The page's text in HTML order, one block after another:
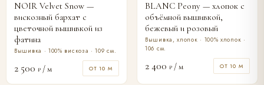
NOIR Velvet Snow —
вискозный бархат с
цветочной вышивкой из
фатина
Вышивка · 100% вискоза · 109 см.
2 500 ₽ / м ОТ 10 М
BLANC Peony — хлопок с
объёмной вышивкой,
бежевый и розовый
Вышивка, хлопок · 100% хлопок ·
106 см.
2 400 ₽ / м ОТ 10 М